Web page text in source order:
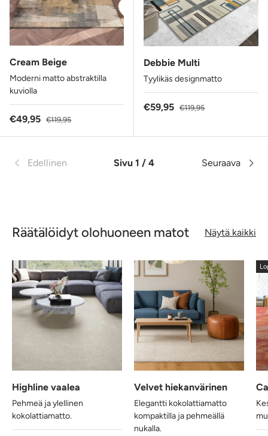
Cream Beige
Moderni matto abstraktilla
kuviolla
Alennushinta
€49,95 Normaalihinta
€119,95
Debbie Multi
Tyylikäs designmatto
Alennushinta
€59,95 Normaalihinta
€119,95
Edellinen Sivu 1 / 4 Seuraava
Räätälöidyt olohuoneen matot Näytä kaikki
Highline vaalea
Pehmeä ja ylellinen
kokolattiamatto.
Velvet hiekanvärinen
Elegantti kokolattiamatto
kompaktilla ja pehmeällä
nukalla.